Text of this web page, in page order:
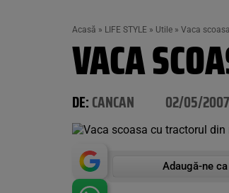
Acasă » LIFE STYLE » Utile » Vaca
VACA
DE:CANCAN 02/05/
Adaugă-ne